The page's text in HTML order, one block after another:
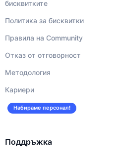
бисквитките
Политика за бисквитки
Правила на Community
Отказ от отговорност
Методология
Кариери
Набираме персонал!
Поддръжка